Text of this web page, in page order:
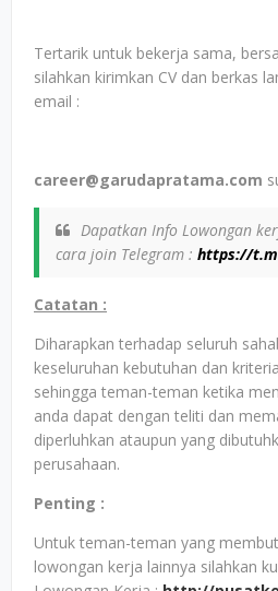
Tertarik untuk bekerja sama,
silahkan kirimkan CV dan berkas
email :
career@garudapratama.com
Dapatkan Info Lowongan
cara join Telegram : https://
Catatan :
Diharapkan terhadap seluruh
keseluruhan kebutuhan dan
sehingga teman-teman ketika
anda dapat dengan teliti dan
diperluhkan ataupun yang
perusahaan.
Penting :
Untuk teman-teman yang
lowongan kerja lainnya silahkan